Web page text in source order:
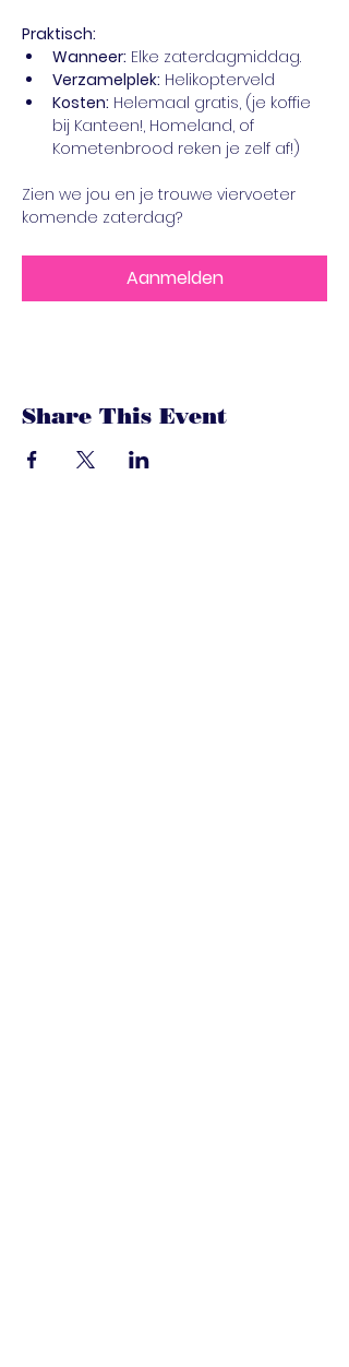
Praktisch:
Wanneer: Elke zaterdagmiddag.
Verzamelplek: Helikopterveld
Kosten: Helemaal gratis, (je koffie
bij Kanteen!, Homeland, of
Kometenbrood reken je zelf af!)
Zien we jou en je trouwe viervoeter
komende zaterdag?
Aanmelden
Share This Event